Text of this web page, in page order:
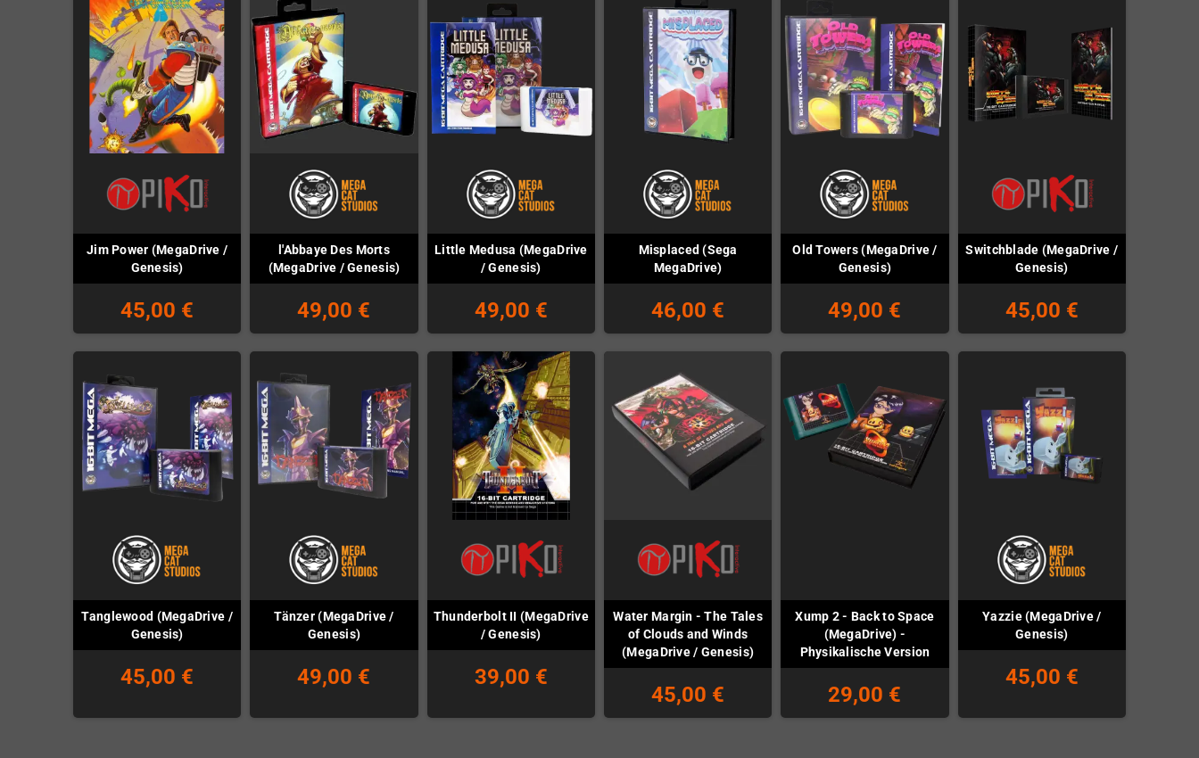
Jim Power (MegaDrive /
Genesis)
45,00 €
l'Abbaye Des Morts
(MegaDrive / Genesis)
49,00 €
Little Medusa (MegaDrive
/ Genesis)
49,00 €
Misplaced (Sega
MegaDrive)
46,00 €
Old Towers (MegaDrive /
Genesis)
49,00 €
Switchblade (MegaDrive /
Genesis)
45,00 €
Tanglewood (MegaDrive /
Genesis)
45,00 €
Tänzer (MegaDrive /
Genesis)
49,00 €
Thunderbolt II (MegaDrive
/ Genesis)
39,00 €
Water Margin - The Tales
of Clouds and Winds
(MegaDrive / Genesis)
45,00 €
Xump 2 - Back to Space
(MegaDrive) -
Physikalische Version
29,00 €
Yazzie (MegaDrive /
Genesis)
45,00 €